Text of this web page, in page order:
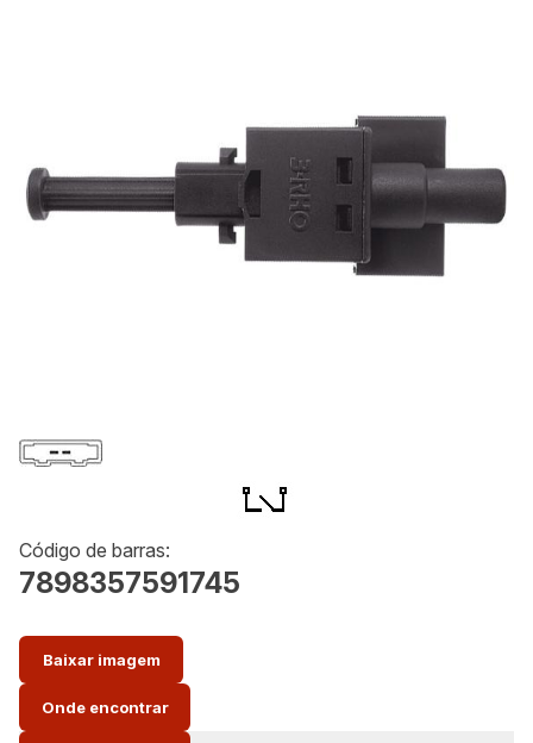
Código de barras:
7898357591745
Baixar imagem
Onde encontrar